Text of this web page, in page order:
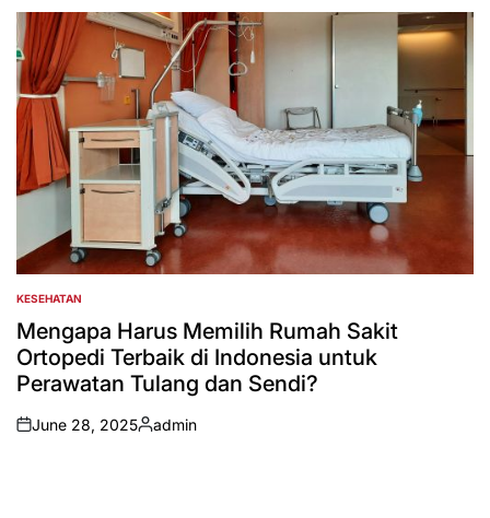
by
POSTED
IN
KESEHATAN
Mengapa Harus Memilih Rumah Sakit
Ortopedi Terbaik di Indonesia untuk
Perawatan Tulang dan Sendi?
on
June 28, 2025
Posted
admin